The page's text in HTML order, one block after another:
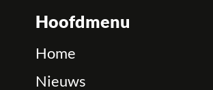
Hoofdmenu
Home
Nieuws